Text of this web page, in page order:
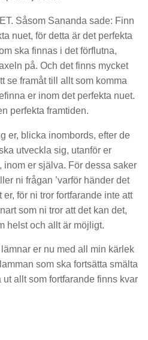
Såsom Sananda sade: Finn
nuet, för detta är det perfekta
ska finnas i det förflutna,
på. Och det finns mycket
se framåt till allt som komma
er inom det perfekta nuet.
perfekta framtiden.
er, blicka inombords, efter de
utveckla sig, utanför er
er själva. För dessa saker
ni frågan ’varför händer det
er, för ni tror fortfarande inte att
som ni tror att det kan det,
helst och allt är möjligt.
er nu med all min kärlek
som ska fortsätta smälta
allt som fortfarande finns kvar